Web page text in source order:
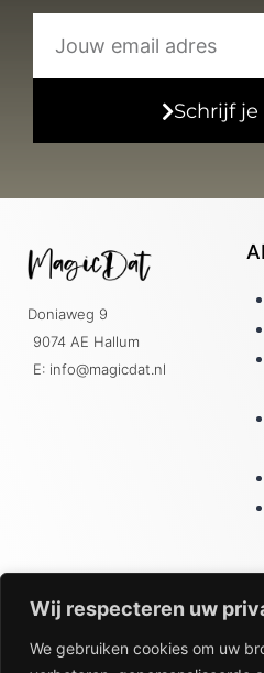
Wij respecteren uw
We gebruiken cookies om uw
Schrijf je
Doniaweg 9
9074 AE Hallum
E: info@magicdat.nl
CATALOGI
Workwear &